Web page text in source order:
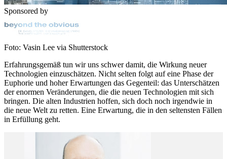
Sponsored by
Foto: Vasin Lee via Shutterstock
Erfahrungsgemäß tun wir uns schwer damit, die Wirkung neuer
Technologien einzuschätzen. Nicht selten folgt auf eine Phase der
Euphorie und hoher Erwartungen das Gegenteil: das Unterschätzen
der enormen Veränderungen, die die neuen Technologien mit sich
bringen. Die alten Industrien hoffen, sich doch noch irgendwie in
die neue Welt zu retten. Eine Erwartung, die in den seltensten Fällen
in Erfüllung geht.